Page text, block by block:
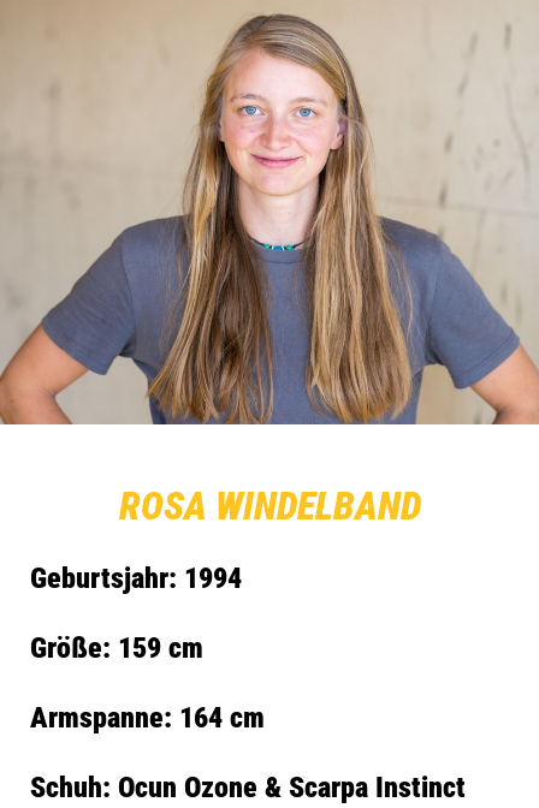
ROSA WINDELBAND
Geburtsjahr: 1994
Größe: 159 cm
Armspanne: 164 cm
Schuh: Ocun Ozone & Scarpa Instinct